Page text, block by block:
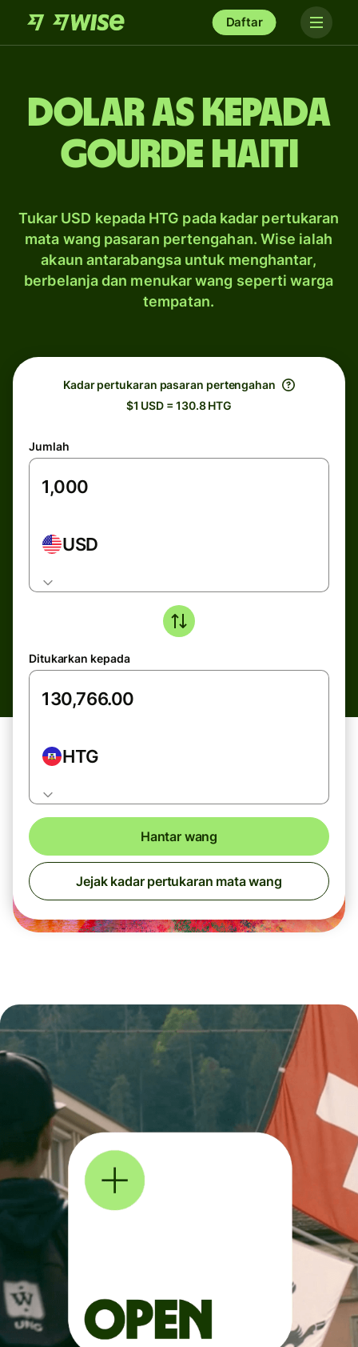
Daftar
dolar AS kepada
gourde Haiti
Tukar USD kepada HTG pada kadar pertukaran
mata wang pasaran pertengahan. Wise ialah
akaun antarabangsa untuk menghantar,
berbelanja dan menukar wang seperti warga
tempatan.
Kadar pertukaran pasaran pertengahan
$1 USD = 130.8 HTG
Jumlah
USD
Ditukarkan kepada
HTG
Hantar wang
Jejak kadar pertukaran mata wang